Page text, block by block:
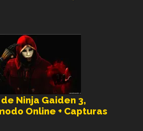
Ninja Gaiden 3,
Online + Capturas